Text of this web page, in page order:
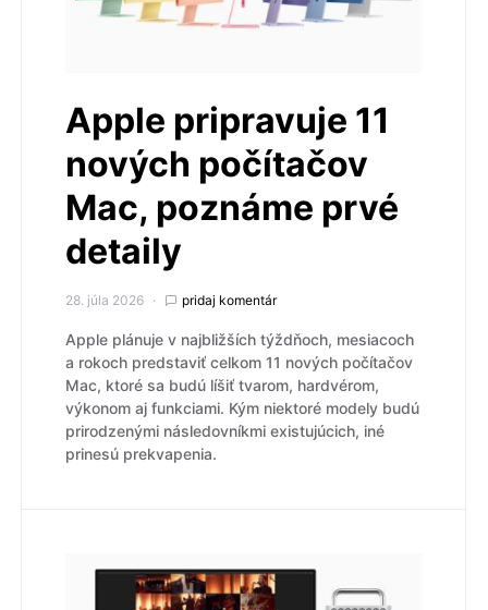
Apple pripravuje 11
nových počítačov
Mac, poznáme prvé
detaily
28. júla 2026 pridaj komentár
Apple plánuje v najbližších týždňoch, mesiacoch
a rokoch predstaviť celkom 11 nových počítačov
Mac, ktoré sa budú líšiť tvarom, hardvérom,
výkonom aj funkciami. Kým niektoré modely budú
prirodzenými následovníkmi existujúcich, iné
prinesú prekvapenia.